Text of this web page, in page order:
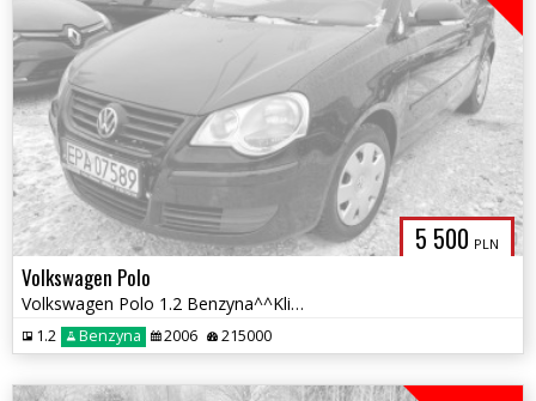
5 500 PLN
Volkswagen Polo
Volkswagen Polo 1.2 Benzyna^^Klimatyzacja^^Stan Tech.BDB^^2006 rok^^
1.2 Benzyna 2006 215000